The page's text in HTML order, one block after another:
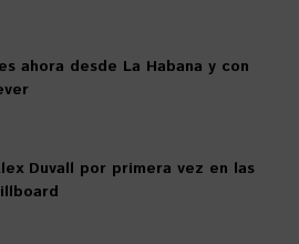
ahora desde La Habana y con
Duvall por primera vez en las